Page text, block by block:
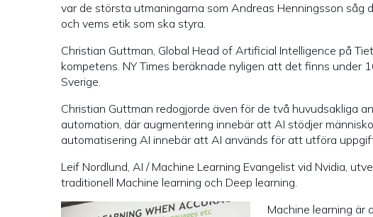
var de största utmaningarna som Andreas Henningsson såg
och vems etik som ska styra.
Christian Guttman, Global Head of Artificial Intelligence på
kompetens. NY Times beräknade nyligen att det finns
Sverige.
Christian Guttman redogjorde även för de två huvudsakliga
automation, där augmentering innebär att AI stödjer
automatisering AI innebär att AI används för att utföra
Leif Nordlund, AI / Machine Learning Evangelist vid Nvidia,
traditionell Machine learning och Deep learning.
Machine learning är